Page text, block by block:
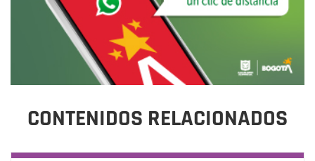
CONTENIDOS RELACIONADOS